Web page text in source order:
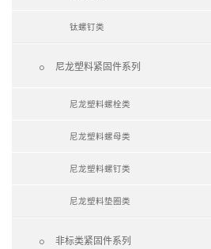
钛螺钉类
 尼龙塑料紧固件系列
尼龙塑料螺栓类
尼龙塑料螺母类
尼龙塑料螺钉类
尼龙塑料垫圈类
 非标类紧固件系列